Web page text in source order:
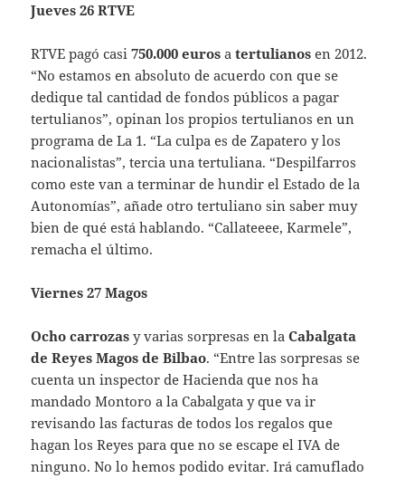
Jueves 26 RTVE
RTVE pagó casi750.000 euros atertulianosen 2012.
“No estamos en absoluto de acuerdo con que se
dedique tal cantidad de fondos públicos a pagar
tertulianos”, opinan los propios tertulianos en un
programa de La 1. “La culpa es de Zapatero y los
nacionalistas”, tercia una tertuliana. “Despilfarros
como este van a terminar de hundir el Estado de la
Autonomías”, añade otro tertuliano sin saber muy
bien de qué está hablando. “Callateeee, Karmele”,
remacha el último.
Viernes 27 Magos
Ocho carrozas y varias sorpresas en laCabalgata
de Reyes Magos de Bilbao. “Entre las sorpresas se
cuenta un inspector de Hacienda que nos ha
mandado Montoro a la Cabalgata y que va ir
revisando las facturas de todos los regalos que
hagan los Reyes para que no se escape el IVA de
ninguno. No lo hemos podido evitar. Irá camuflado